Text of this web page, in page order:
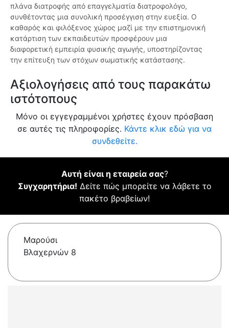
πλάνα διατροφής από επαγγελματία διατροφολόγο,
συνθέτοντας μια συνολική προσέγγιση στην ευεξία. Ο
καθαρός και φιλόξενος χώρος μαζί με την επιστημονική
κατάρτιση των εκπαιδευτών προσφέρουν μια
διαφορετική εμπειρία φυσικής αγωγής, υποστηρίζοντας
την επίτευξη των στόχων σωματικής κατάστασης.
Αξιολογήσεις από τους παρακάτω
ιστότοπους
Μόνο οι εγγεγραμμένοι χρήστες έχουν πρόσβαση
σε αυτές τις πληροφορίες. Κάντε κλικ εδώ για να
συνδεθείτε.
Αυτή είναι η εταιρεία σας?
Συγχαρητήρια! Δείτε πώς μπορείτε να λάβετε το
πακέτο βραβείων!
Μαρούσι
Βλαχερνών 8